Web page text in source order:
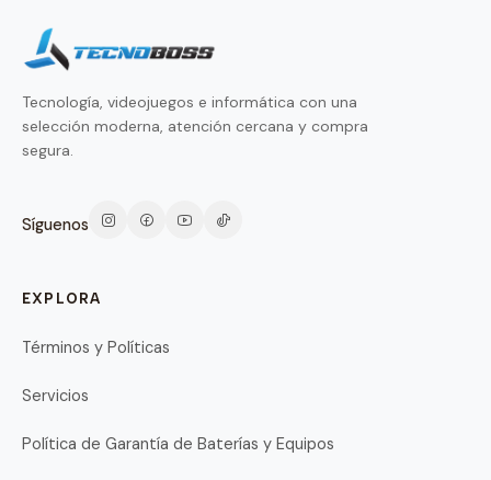
Tecnología, videojuegos e informática con una
selección moderna, atención cercana y compra
segura.
Síguenos
EXPLORA
Términos y Políticas
Servicios
Política de Garantía de Baterías y Equipos